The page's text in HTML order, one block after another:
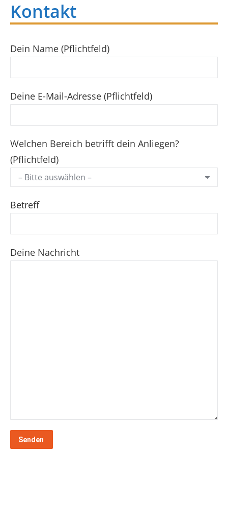
Kontakt
Dein Name (Pflichtfeld)
Deine E-Mail-Adresse (Pflichtfeld)
Welchen Bereich betrifft dein Anliegen?
(Pflichtfeld)
Betreff
Deine Nachricht